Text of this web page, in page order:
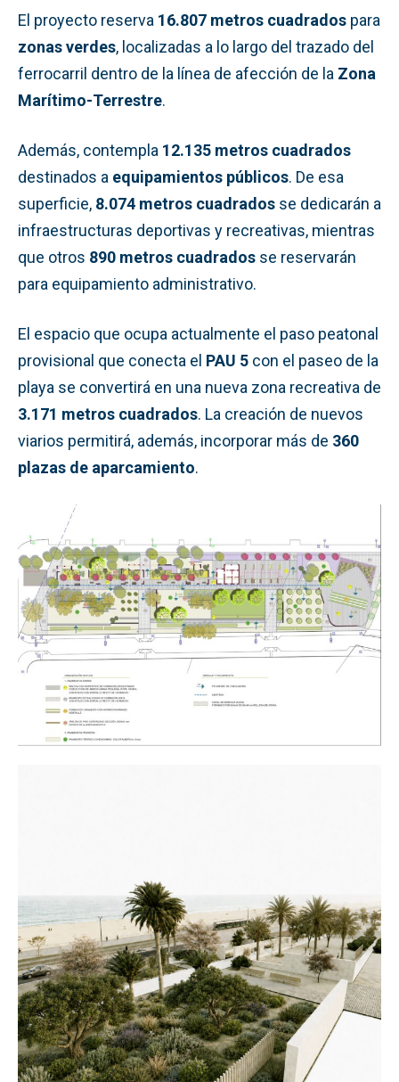
El proyecto reserva 16.807 metros cuadrados para
zonas verdes, localizadas a lo largo del trazado del
ferrocarril dentro de la línea de afección de la Zona
Marítimo-Terrestre.
Además, contempla 12.135 metros cuadrados
destinados a equipamientos públicos. De esa
superficie, 8.074 metros cuadrados se dedicarán a
infraestructuras deportivas y recreativas, mientras
que otros 890 metros cuadrados se reservarán
para equipamiento administrativo.
El espacio que ocupa actualmente el paso peatonal
provisional que conecta el PAU 5 con el paseo de la
playa se convertirá en una nueva zona recreativa de
3.171 metros cuadrados. La creación de nuevos
viarios permitirá, además, incorporar más de 360
plazas de aparcamiento.